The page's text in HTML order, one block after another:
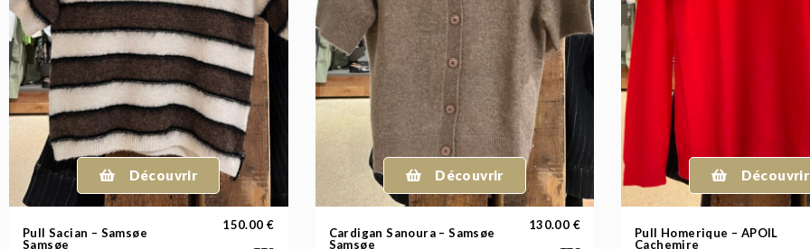
Découvrir
Pull Sacian – Samsøe
Samsøe
150.00€
Découvrir
Cardigan Sanoura – Samsøe
Samsøe
130.00 €
Découvrir
Pull Homerique – APOIL
Cachemire